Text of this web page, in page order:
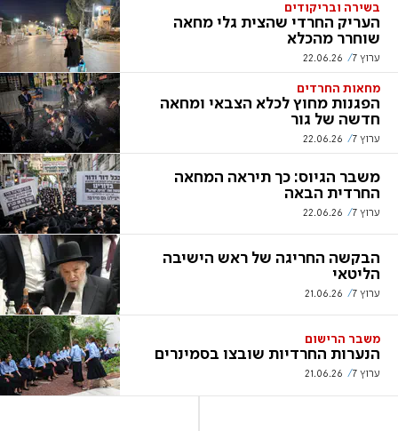
בשירה ובריקודים
העריק החרדי שהצית גלי מחאה
שוחרר מהכלא
ערוץ 7 22.06.26
מחאות החרדים
הפגנות מחוץ לכלא הצבאי ומחאה
חדשה של גור
ערוץ 7 22.06.26
משבר הגיוס: כך תיראה המחאה
החרדית הבאה
ערוץ 7 22.06.26
הבקשה החריגה של ראש הישיבה
הליטאי
ערוץ 7 21.06.26
משבר הרישום
הנערות החרדיות שובצו בסמינרים
ערוץ 7 21.06.26